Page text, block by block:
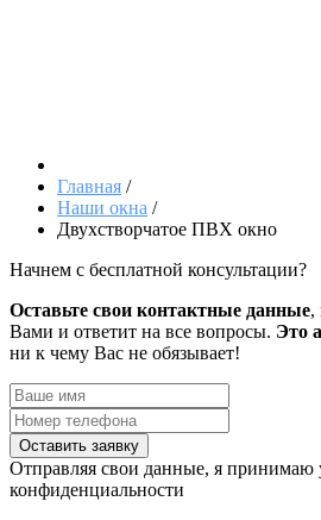
Главная /
Наши окна /
Двухстворчатое ПВХ окно
Начнем с бесплатной консультации?
Оставьте свои контактные данные,
Вами и ответит на все вопросы. Это
ни к чему Вас не обязывает!
Оставить заявку
Отправляя свои данные, я принимаю
конфиденциальности